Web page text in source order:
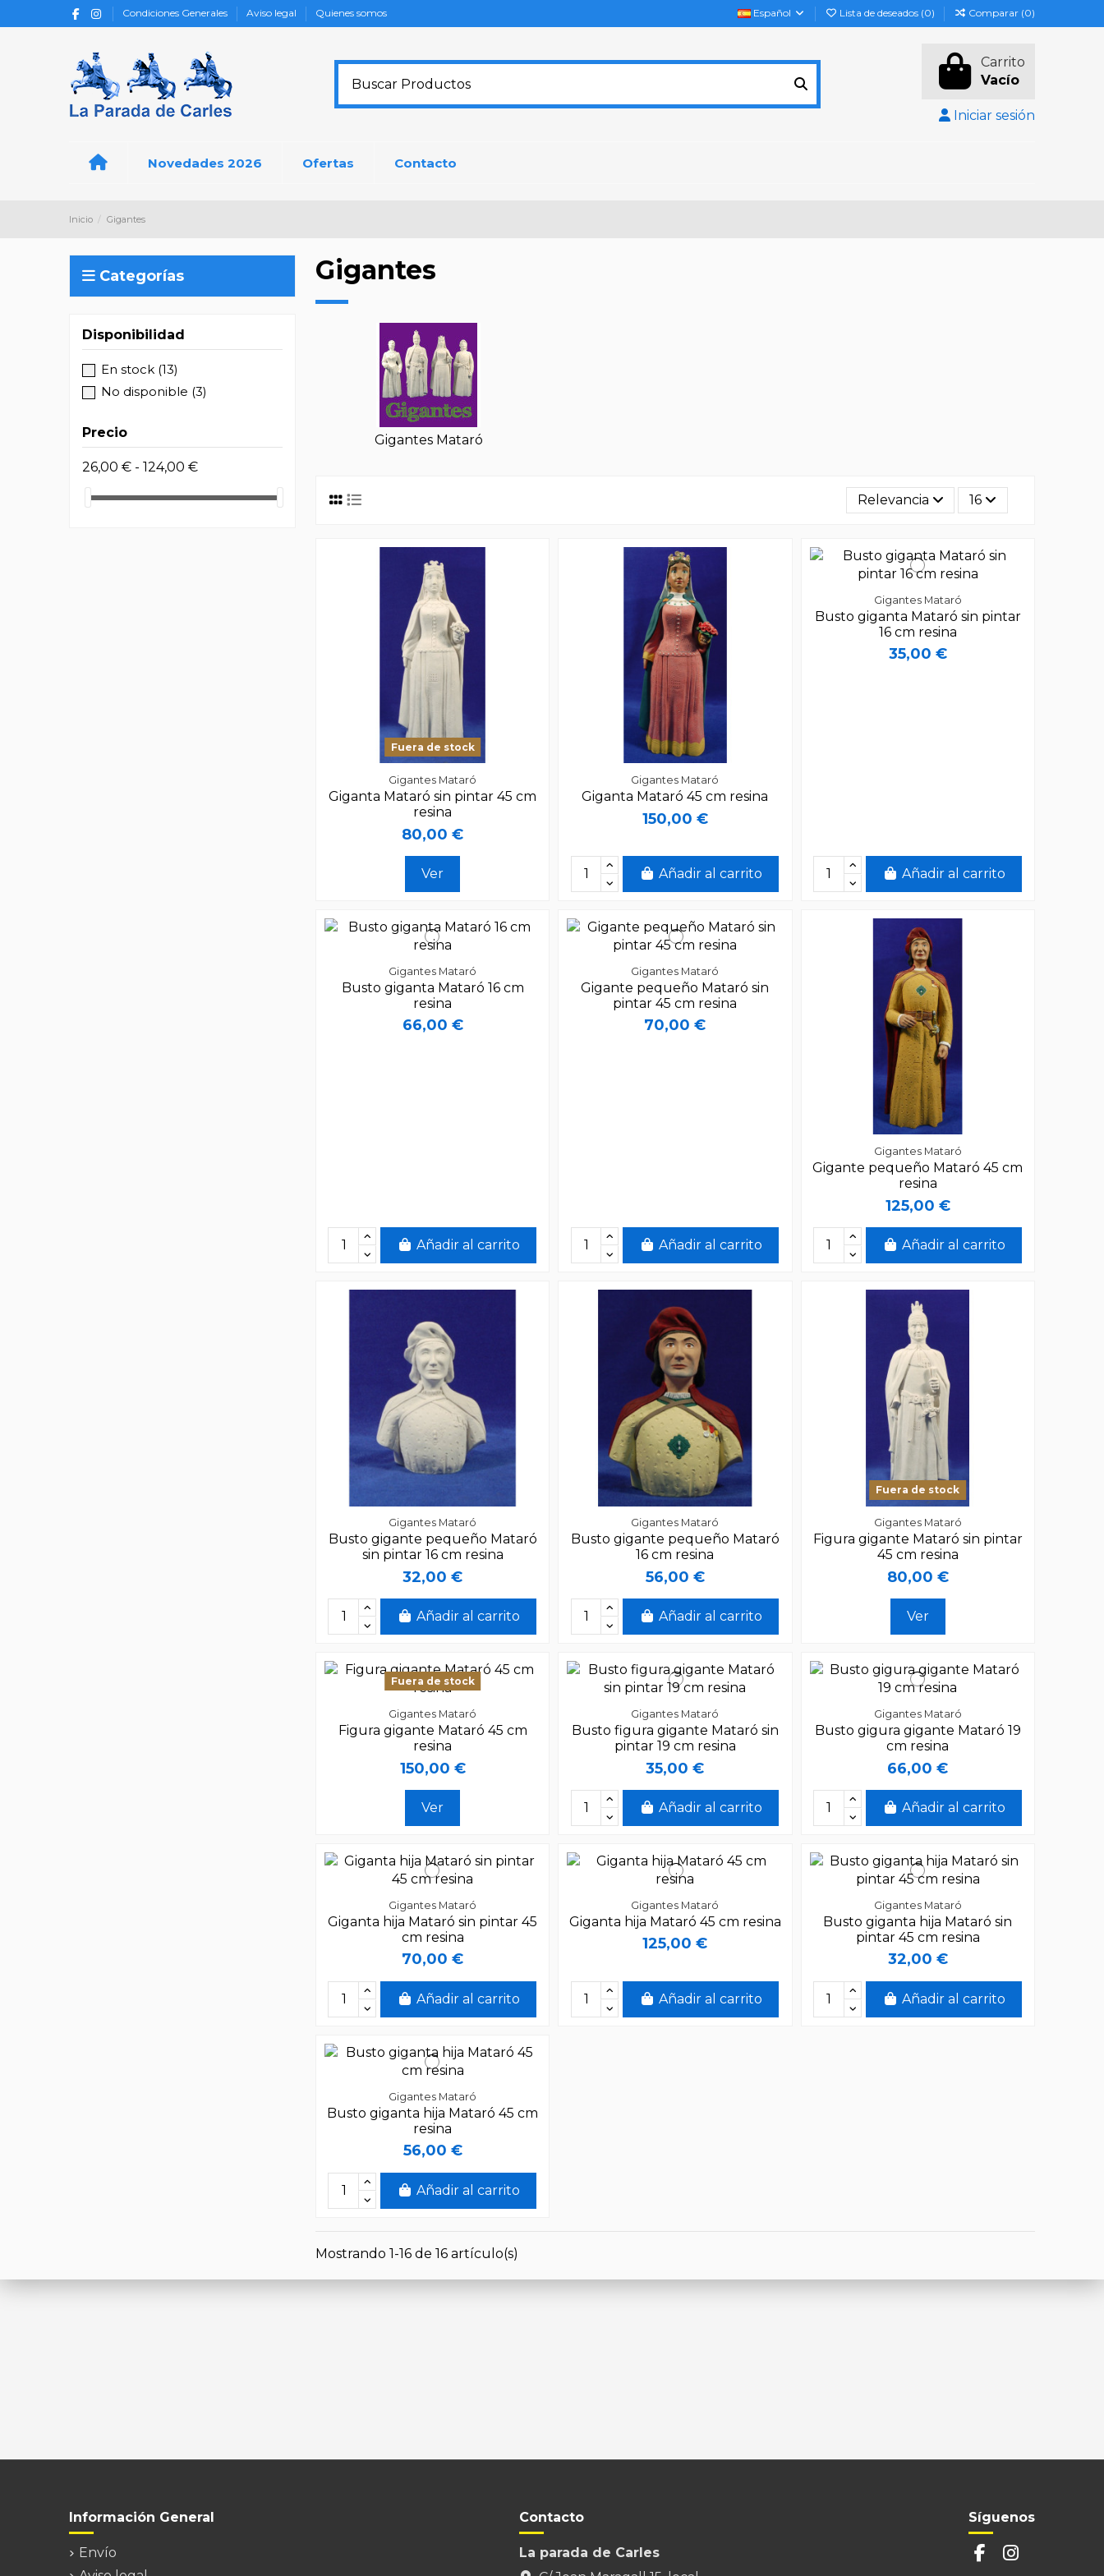
Condiciones Generales Aviso legal Quienes somos Español Lista de deseados (0) Comparar (0)
Carrito
Vacío
Iniciar sesión
Novedades 2026 Ofertas Contacto
Inicio Gigantes
Gigantes
Gigantes Mataró
Relevancia 16
Fuera de stock
Gigantes Mataró
Giganta Mataró sin pintar 45 cm
resina
80,00 €
Ver
Gigantes Mataró
Giganta Mataró 45 cm resina
150,00 €
Añadir al carrito
Gigantes Mataró
Busto giganta Mataró sin pintar
16 cm resina
35,00 €
Añadir al carrito
Gigantes Mataró
Busto giganta Mataró 16 cm
resina
66,00 €
Añadir al carrito
Gigantes Mataró
Gigante pequeño Mataró sin
pintar 45 cm resina
70,00 €
Añadir al carrito
Gigantes Mataró
Gigante pequeño Mataró 45 cm
resina
125,00 €
Añadir al carrito
Gigantes Mataró
Busto gigante pequeño Mataró
sin pintar 16 cm resina
32,00 €
Añadir al carrito
Gigantes Mataró
Busto gigante pequeño Mataró
16 cm resina
56,00 €
Añadir al carrito
Fuera de stock
Gigantes Mataró
Figura gigante Mataró sin pintar
45 cm resina
80,00 €
Ver
Fuera de stock
Gigantes Mataró
Figura gigante Mataró 45 cm
resina
150,00 €
Ver
Gigantes Mataró
Busto figura gigante Mataró sin
pintar 19 cm resina
35,00 €
Añadir al carrito
Gigantes Mataró
Busto gigura gigante Mataró 19
cm resina
66,00 €
Añadir al carrito
Gigantes Mataró
Giganta hija Mataró sin pintar 45
cm resina
70,00 €
Añadir al carrito
Gigantes Mataró
Giganta hija Mataró 45 cm resina
125,00 €
Añadir al carrito
Gigantes Mataró
Busto giganta hija Mataró sin
pintar 45 cm resina
32,00 €
Añadir al carrito
Gigantes Mataró
Busto giganta hija Mataró 45 cm
resina
56,00 €
Añadir al carrito
Mostrando 1-16 de 16 artículo(s)
Categorías
Disponibilidad
En stock (13)
No disponible (3)
Precio
26,00 € - 124,00 €
Información General
Envío
Contacto
La parada de Carles
Síguenos